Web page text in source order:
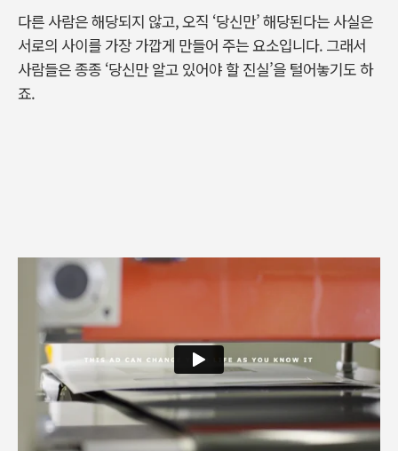
다른 사람은 해당되지 않고, 오직 ‘당신만’ 해당된다는 사실은
서로의 사이를 가장 가깝게 만들어 주는 요소입니다. 그래서
사람들은 종종 ‘당신만 알고 있어야 할 진실’을 털어놓기도 하
죠.